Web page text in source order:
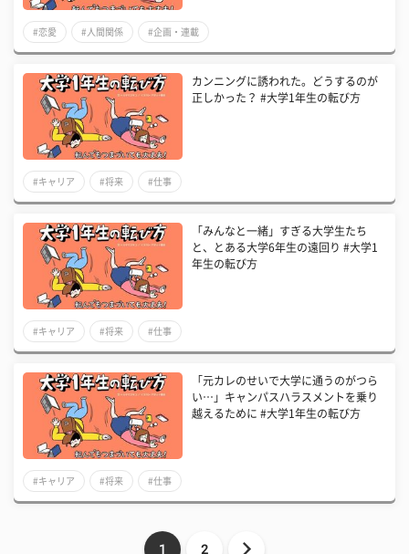
#恋愛 #人間関係 #企画・連載
カンニングに誘われた。どうするのが
正しかった？ #大学1年生の転び方
#キャリア #将来 #仕事
「みんなと一緒」すぎる大学生たち
と、とある大学6年生の遠回り #大学1
年生の転び方
#キャリア #将来 #仕事
「元カレのせいで大学に通うのがつら
い…」キャンパスハラスメントを乗り
越えるために #大学1年生の転び方
#キャリア #将来 #仕事
1 2